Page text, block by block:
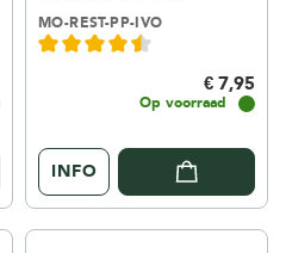
MO-REST-PP-IVO
€ 7,95
Op voorraad
INFO